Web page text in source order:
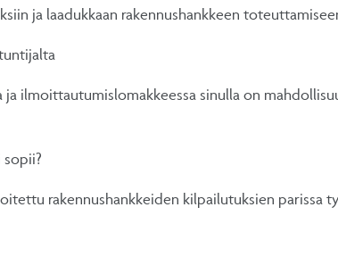
ja laadukkaan rakennushankkeen
ja ilmoittautumislomakkeessa sinulla on
sopii?
rakennushankkeiden kilpailutuksien parissa